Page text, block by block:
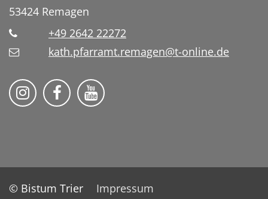
53424 Remagen
+49 2642 22272
kath.pfarramt.remagen@t-online.de
Pfarrei St. Franziskus Remagen auf
Pfarrei St. Franziskus
© Bistum Trier
Impressum